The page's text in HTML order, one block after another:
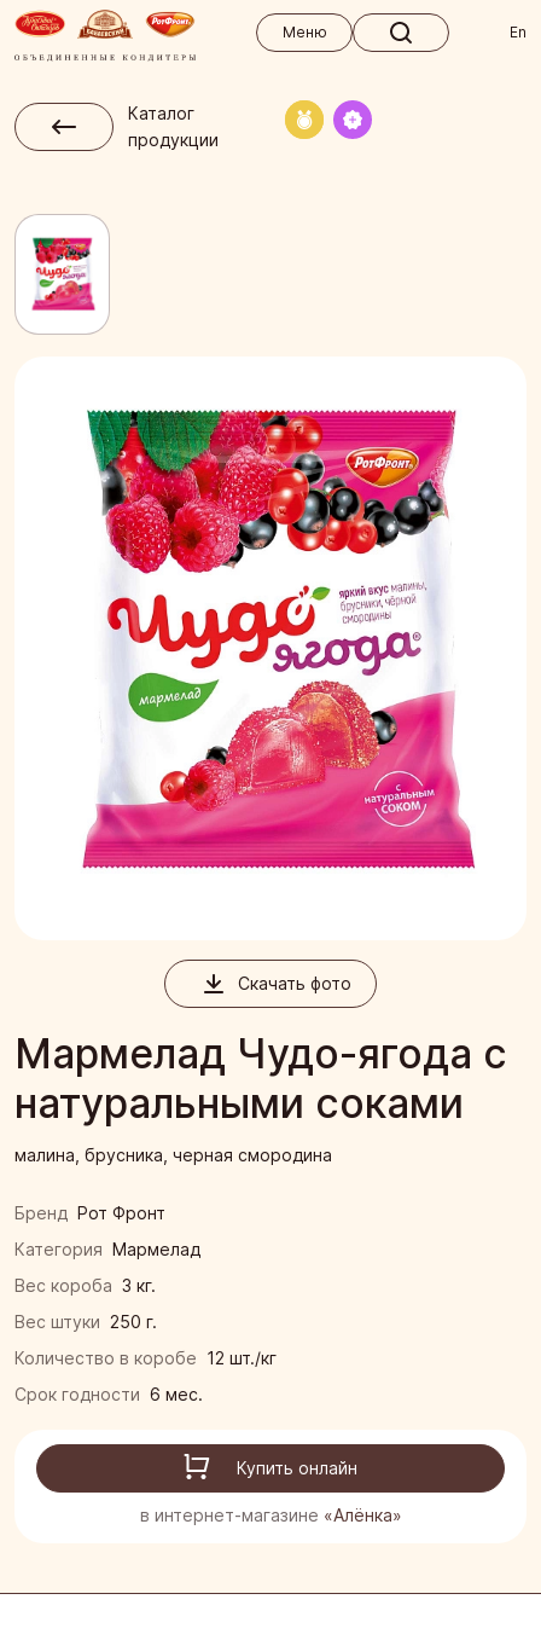
Меню
En
Каталог
продукции
Скачать фото
Мармелад Чудо-ягода с
натуральными соками
малина, брусника, черная смородина
Бренд Рот Фронт
Категория Мармелад
Вес короба 3 кг.
Вес штуки 250 г.
Количество в коробе 12 шт./кг
Срок годности 6 мес.
Купить онлайн
в интернет-магазине «Алёнка»